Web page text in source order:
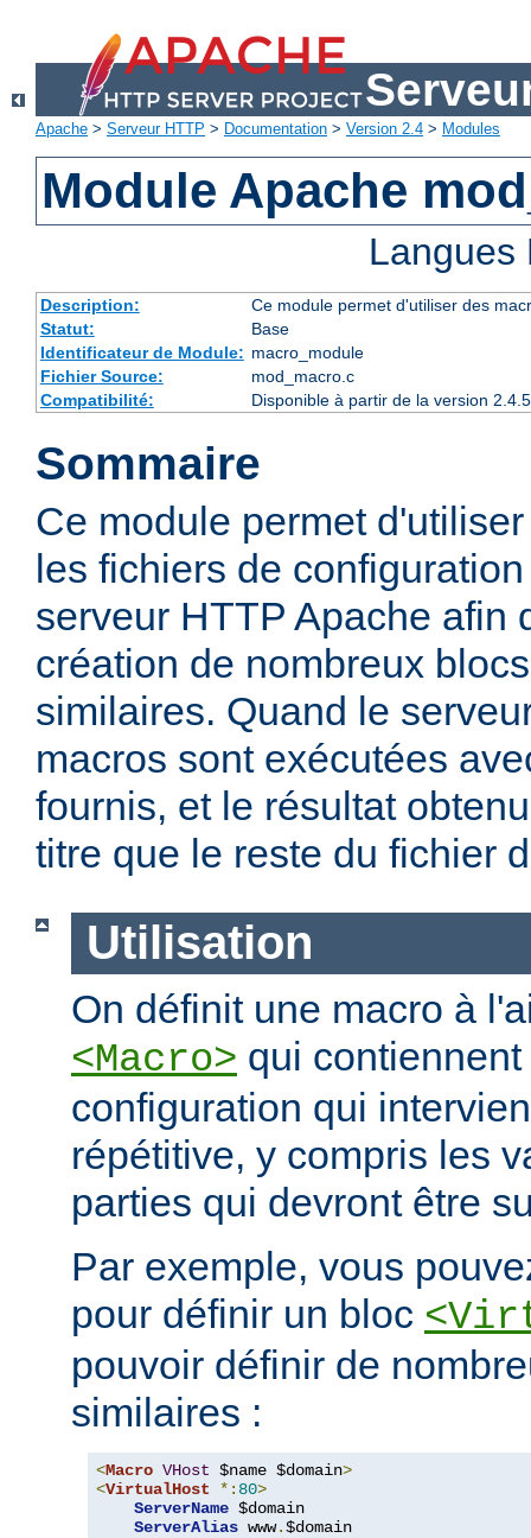
Apache > Serveur HTTP > Documentation > Version 2.4 > Modules
Module Apache
Description:
Ce module permet d'utiliser des
Statut:
Base
Identificateur de Module: macro_module
Fichier Source:
mod_macro.c
Compatibilité:
Disponible à partir de la version
Sommaire
Ce module permet
les fichiers de
serveur HTTP Apache afin
création de nombreux
similaires. Quand le
macros sont exécutées
fournis, et le résultat
titre que le reste du fichier
Utilisation
On définit une macro à
<Macro> qui
configuration qui
répétitive, y compris les
parties qui devront être
Par exemple, vous
pour définir un bloc
pouvoir définir de
similaires :
<Macro VHost $name $domain>
<VirtualHost *: 80>
ServerName $domain
ServerAlias www.$domain